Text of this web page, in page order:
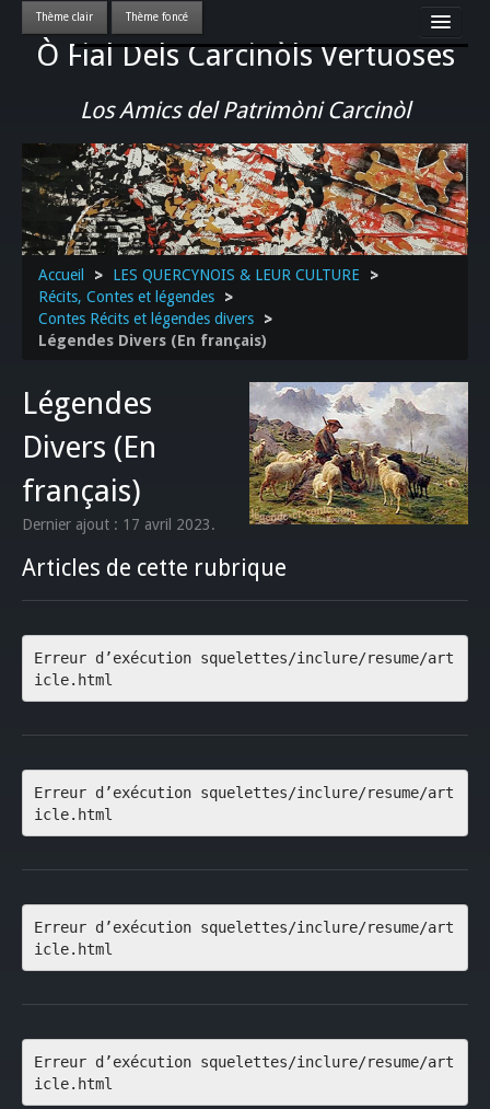
Ò Fial Dels Carcinòls Vertuoses
Los Amics del Patrimòni Carcinòl
Accueil
LES QUERCYNOIS & LEUR CULTURE
PATRIMOINE
GASTRONOMIE
ACTUALITE-CULTURE-EVENEMENTS LOCAUX
>>
Accueil > LES QUERCYNOIS & LEUR CULTURE
>
Récits, Contes et légendes
>
Contes Récits et légendes divers
>
Légendes Divers (En français)
Légendes
Divers (En
français)
Dernier ajout : 17 avril 2023.
Articles de cette rubrique
Erreur d’exécution squelettes/inclure/resume/art
icle.html
Erreur d’exécution squelettes/inclure/resume/art
icle.html
Erreur d’exécution squelettes/inclure/resume/art
icle.html
Erreur d’exécution squelettes/inclure/resume/art
icle.html